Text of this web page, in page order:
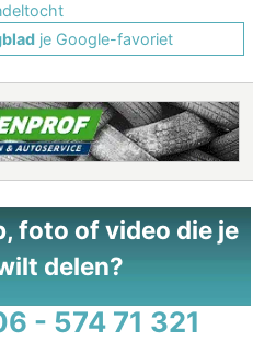
je Google-favoriet
foto of video die je
delen?
- 574 71 321